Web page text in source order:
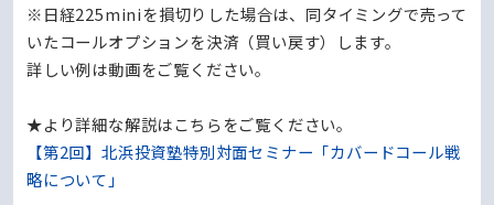
※日経225miniを損切りした場合は、同タイミングで売って
いたコールオプションを決済（買い戻す）します。
詳しい例は動画をご覧ください。
★より詳細な解説はこちらをご覧ください。
【第2回】北浜投資塾特別対面セミナー「カバードコール戦
略について」